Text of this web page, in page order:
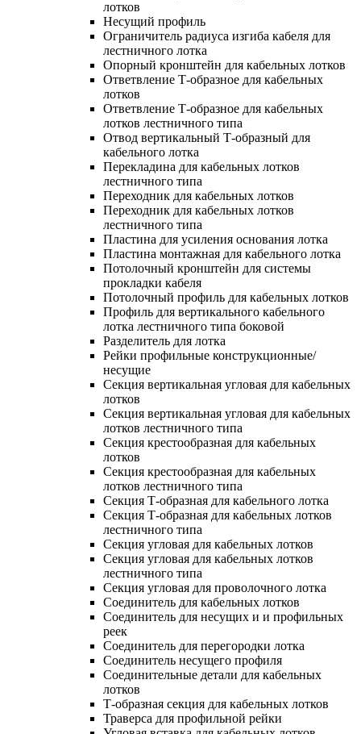
лотков
Несущий профиль
Ограничитель радиуса изгиба кабеля для
лестничного лотка
Опорный кронштейн для кабельных лотков
Ответвление Т-образное для кабельных
лотков
Ответвление Т-образное для кабельных
лотков лестничного типа
Отвод вертикальный Т-образный для
кабельного лотка
Перекладина для кабельных лотков
лестничного типа
Переходник для кабельных лотков
Переходник для кабельных лотков
лестничного типа
Пластина для усиления основания лотка
Пластина монтажная для кабельного лотка
Потолочный кронштейн для системы
прокладки кабеля
Потолочный профиль для кабельных лотков
Профиль для вертикального кабельного
лотка лестничного типа боковой
Разделитель для лотка
Рейки профильные конструкционные/
несущие
Секция вертикальная угловая для кабельных
лотков
Секция вертикальная угловая для кабельных
лотков лестничного типа
Секция крестообразная для кабельных
лотков
Секция крестообразная для кабельных
лотков лестничного типа
Секция Т-образная для кабельного лотка
Секция Т-образная для кабельных лотков
лестничного типа
Секция угловая для кабельных лотков
Секция угловая для кабельных лотков
лестничного типа
Секция угловая для проволочного лотка
Соединитель для кабельных лотков
Соединитель для несущих и и профильных
реек
Соединитель для перегородки лотка
Соединитель несущего профиля
Соединительные детали для кабельных
лотков
Т-образная секция для кабельных лотков
Траверса для профильной рейки